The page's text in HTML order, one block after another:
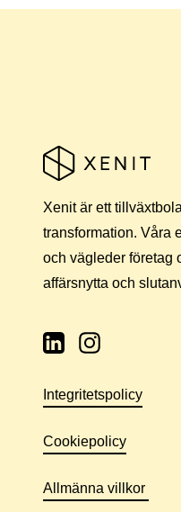
Xenit är ett
transformation. Våra
och vägleder företag
affärsnytta och
Integritetspolicy
Cookiepolicy
Allmänna villkor